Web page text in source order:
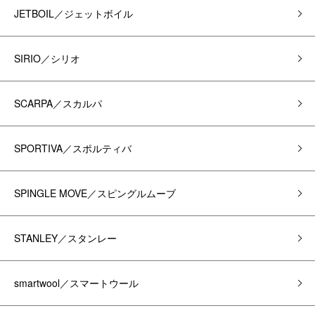
JETBOIL／ジェットボイル
SIRIO／シリオ
SCARPA／スカルパ
SPORTIVA／スポルティバ
SPINGLE MOVE／スピングルムーブ
STANLEY／スタンレー
smartwool／スマートウール